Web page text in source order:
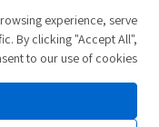
experience, serve
By clicking "Accept All",
to our use of cookies.